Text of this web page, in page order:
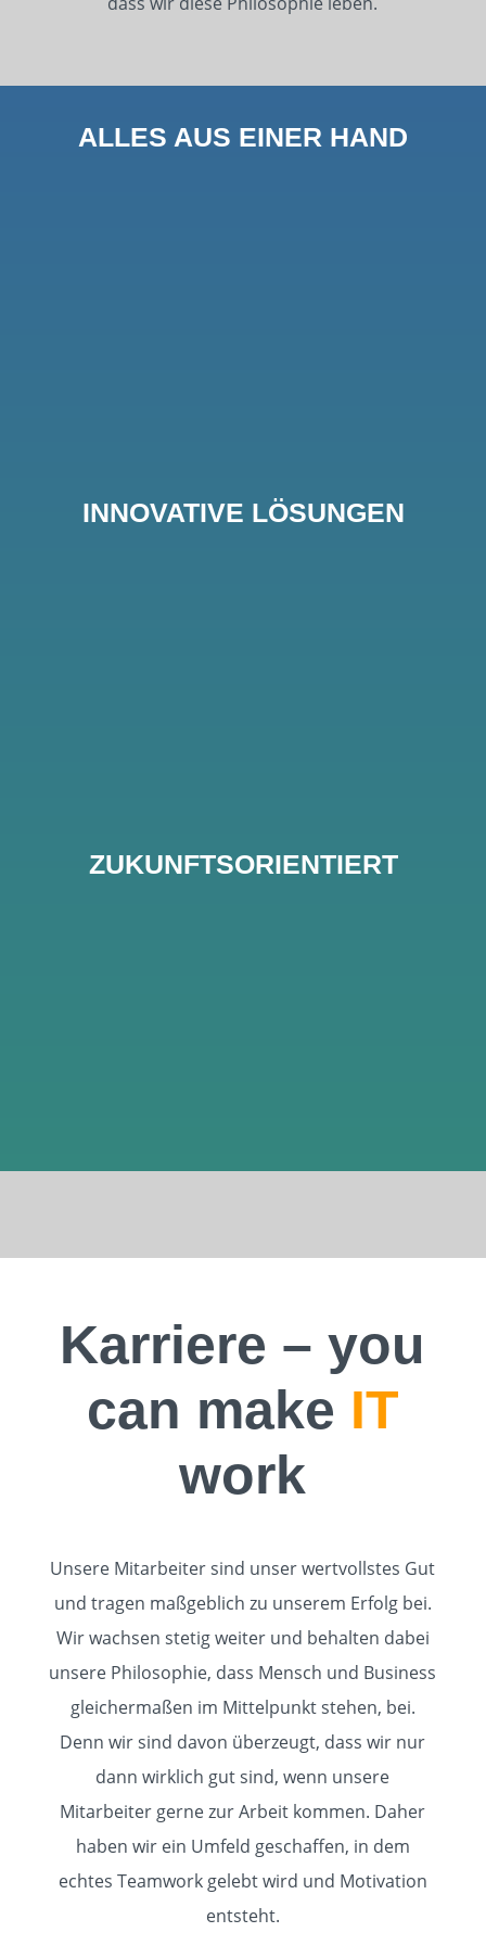
ALLES AUS EINER HAND
INNOVATIVE LÖSUNGEN
ZUKUNFTSORIENTIERT
Karriere – you
can make IT
work
Unsere Mitarbeiter sind unser wertvollstes Gut
und tragen maßgeblich zu unserem Erfolg bei.
Wir wachsen stetig weiter und behalten dabei
unsere Philosophie, dass Mensch und Business
gleichermaßen im Mittelpunkt stehen, bei.
Denn wir sind davon überzeugt, dass wir nur
dann wirklich gut sind, wenn unsere
Mitarbeiter gerne zur Arbeit kommen. Daher
haben wir ein Umfeld geschaffen, in dem
echtes Teamwork gelebt wird und Motivation
entsteht.